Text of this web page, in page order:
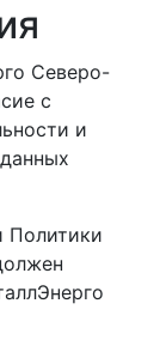
Северо-
с
и
Политики